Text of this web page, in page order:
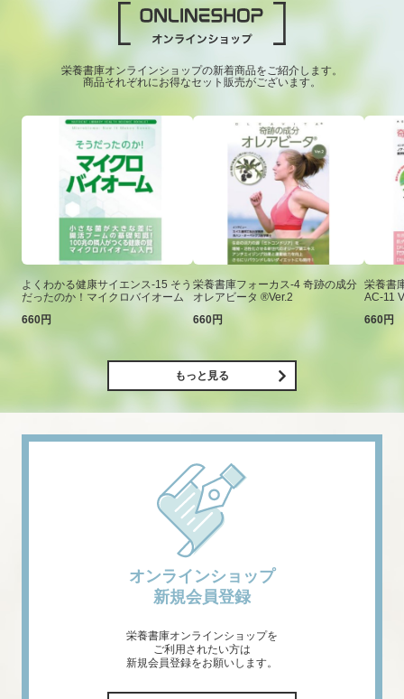
栄養書庫オンラインショップの新着商品をご紹介します。
商品それぞれにお得なセット販売がございます。
よくわかる健康サイエンス-15 そう
だったのか！マイクロバイオーム
660円
栄養書庫フォーカス-4 奇跡の成分
オレアビータ ®Ver.2
660円
栄養書
AC-11
660円
もっと見る
オンラインショップ
新規会員登録
栄養書庫オンラインショップを
ご利用されたい方は
新規会員登録をお願いします。